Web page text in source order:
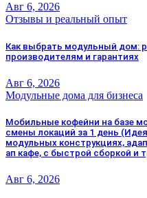
Авг 6, 2026
Отзывы и реальный опыт
Как выбрать модульный дом:
производителям и гарантиях
Авг 6, 2026
Модульные дома для бизнеса
Мобильные кофейни на базе
смены локаций за 1 день
модульных конструкциях,
ап кафе, с быстрой сборкой и
Авг 6, 2026